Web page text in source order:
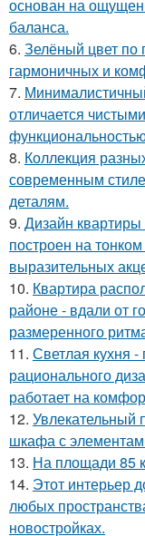
основан на
баланса.
6. Зелёный цвет по
гармоничных и
7.
отличается
8. Коллекция
современным
деталям.
9. Дизайн
построен на
выразительных
10. Квартира
районе - вдали от
размеренного
11. Светлая кухня
рационального
работает на
12. Увлекательный
шкафа с
13. На площади 85
14. Этот интерьер
любых
новостройках.